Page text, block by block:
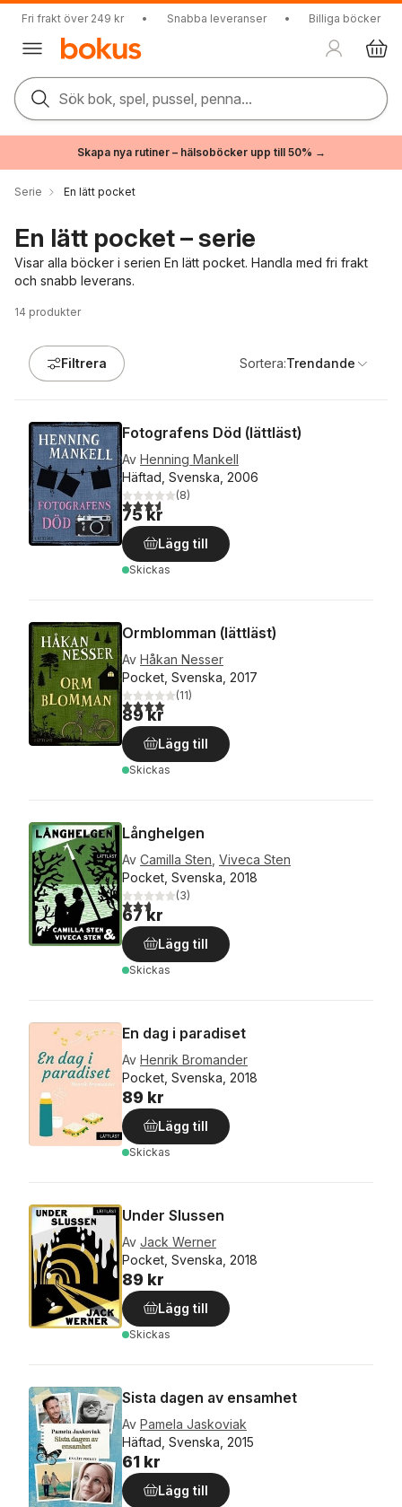
Fri frakt över 249 kr • Snabba leveranser • Billiga böcker
Sök bok, spel, pussel, penna...
Skapa nya rutiner – hälsoböcker upp till 50% →
Serie En lätt pocket
En lätt pocket – serie
Visar alla böcker i serien En lätt pocket. Handla med fri frakt
och snabb leverans.
14 produkter
Filtrera Sortera:Trendande
Fotografens Död (lättläst)
Av Henning Mankell
Häftad, Svenska, 2006
3,6utav 5 stjärnor. Totalt antal röster:
(8)
75 kr
Lägg till
Skickas
Ormblomman (lättläst)
Av Håkan Nesser
Pocket, Svenska, 2017
4,0utav 5 stjärnor. Totalt antal röster:
(11)
89 kr
Lägg till
Skickas
Långhelgen
Av Camilla Sten Viveca Sten
Pocket, Svenska, 2018
2,7utav 5 stjärnor. Totalt antal röster:
(3)
67 kr
Lägg till
Skickas
En dag i paradiset
Av Henrik Bromander
Pocket, Svenska, 2018
89 kr
Lägg till
Skickas
Under Slussen
Av Jack Werner
Pocket, Svenska, 2018
89 kr
Lägg till
Skickas
Sista dagen av ensamhet
Av Pamela Jaskoviak
Häftad, Svenska, 2015
61 kr
Lägg till